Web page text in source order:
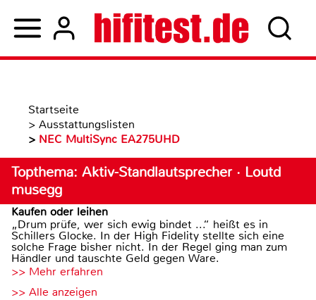
Startseite
> Ausstattungslisten
> NEC MultiSync EA275UHD
Topthema: Aktiv-Standlautsprecher · Loutd
musegg
Kaufen oder leihen
„Drum prüfe, wer sich ewig bindet ...“ heißt es in
Schillers Glocke. In der High Fidelity stellte sich eine
solche Frage bisher nicht. In der Regel ging man zum
Händler und tauschte Geld gegen Ware.
>> Mehr erfahren
>> Alle anzeigen